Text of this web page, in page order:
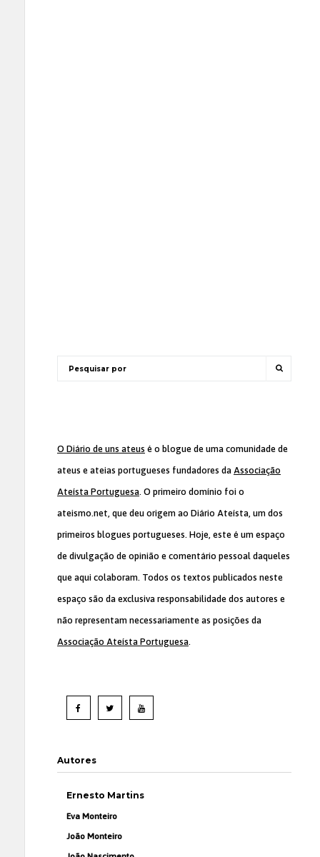
O Diário de uns ateus é o blogue de uma comunidade de
ateus e ateias portugueses fundadores da Associação
Ateísta Portuguesa. O primeiro domínio foi o
ateismo.net, que deu origem ao Diário Ateísta, um dos
primeiros blogues portugueses. Hoje, este é um espaço
de divulgação de opinião e comentário pessoal daqueles
que aqui colaboram. Todos os textos publicados neste
espaço são da exclusiva responsabilidade dos autores e
não representam necessariamente as posições da
Associação Ateísta Portuguesa.
Autores
Ernesto Martins
Eva Monteiro
João Monteiro